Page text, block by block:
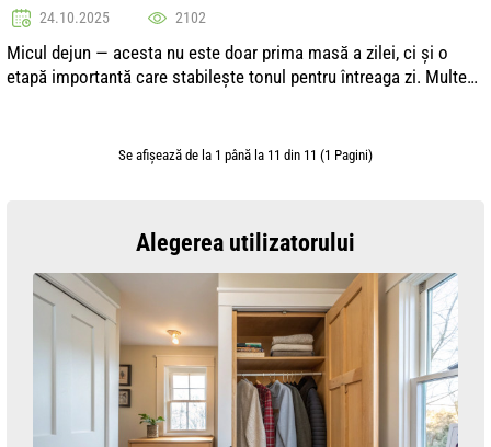
24.10.2025 2102
Micul dejun — acesta nu este doar prima masă a zilei, ci și o
etapă importantă care stabilește tonul pentru întreaga zi. Multe
Se afişează de la 1 până la 11 din 11 (1 Pagini)
Alegerea utilizatorului